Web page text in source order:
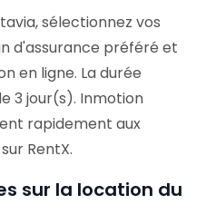
sélectionnez vos
d'assurance préféré et
en ligne. La durée
3 jour(s). Inmotion
rapidement aux
RentX.
sur la location du